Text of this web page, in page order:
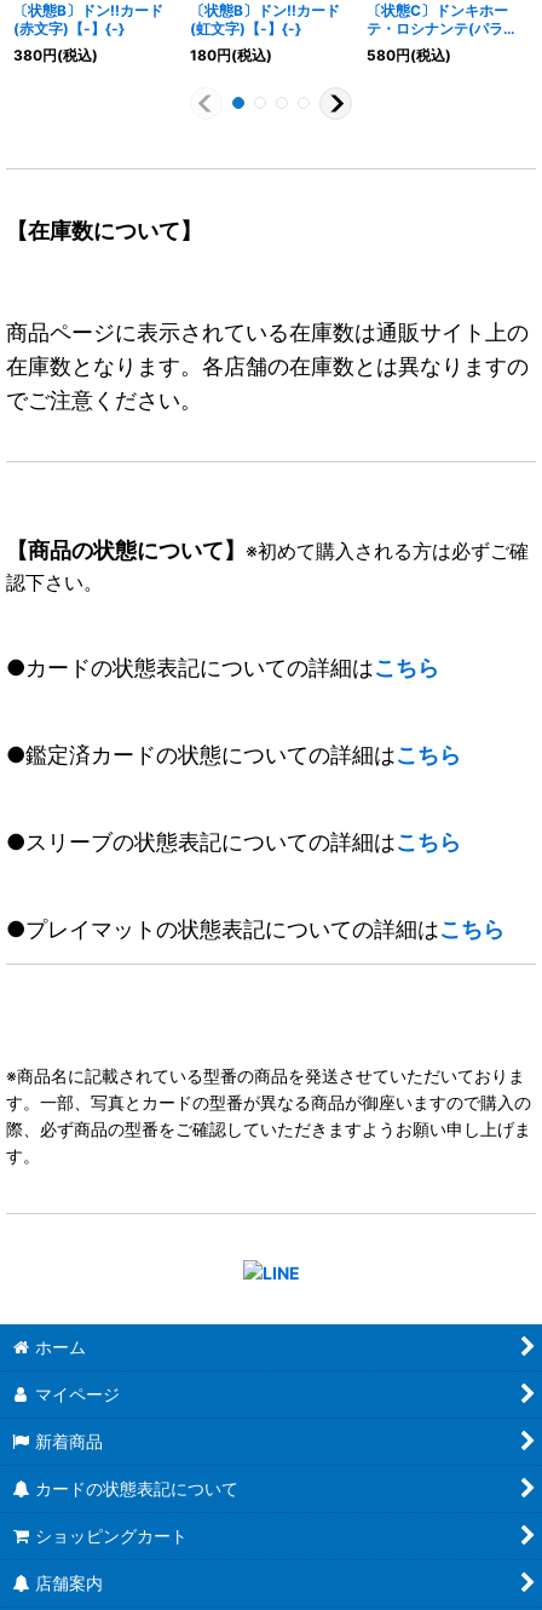
〔状態B〕ドン!!カード
(赤文字)【-】{-}
380円(税込)
〔状態B〕ドン!!カード
(虹文字)【-】{-}
180円(税込)
〔状態C〕ドンキホー
テ・ロシナンテ(パラレ
ル/illust:AKIRA
EGAWA)【SR/P】
580円(税込)
【在庫数について】
商品ページに表示されている在庫数は通販サイト上の
在庫数となります。各店舗の在庫数とは異なりますの
でご注意ください。
【商品の状態について】 ※初めて購入される方は必ずご確
認下さい。
●カードの状態表記についての詳細はこちら
●鑑定済カードの状態についての詳細はこちら
●スリーブの状態表記についての詳細はこちら
●プレイマットの状態表記についての詳細はこちら
※商品名に記載されている型番の商品を発送させていただいておりま
す。一部、写真とカードの型番が異なる商品が御座いますので購入の
際、必ず商品の型番をご確認していただきますようお願い申し上げま
す。
ホーム
マイページ
新着商品
カードの状態表記について
ショッピングカート
店舗案内